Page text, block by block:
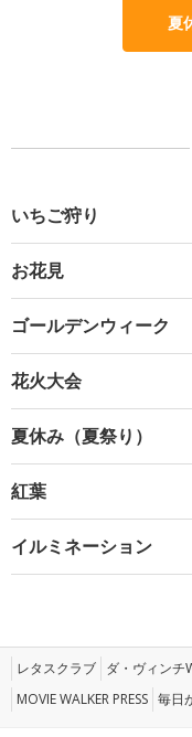
夏
いちご狩り
お花見
ゴールデンウィーク
花火大会
夏休み（夏祭り）
紅葉
イルミネーション
レタスクラブ ダ・ヴィンチ
MOVIE WALKER PRESS 毎日